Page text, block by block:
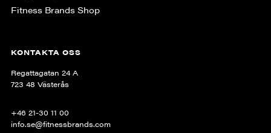
Fitness Brands Shop
KONTAKTA OSS
Regattagatan 24 A
723 48 Västerås
+46 21-30 11 00
info.se@fitnessbrands.com